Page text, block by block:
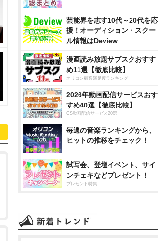
芸能界を志す10代～20代を応
援！オーディション・スクー
ル情報はDeview
漫画読み放題サブスクおすす
め11選【徹底比較】
オリコン顧客満足度ランキング
2026年動画配信サービスおす
すめ40選【徹底比較】
CS動画配信サービス20選
毎週の音楽ランキングから、
ヒットの推移をチェック！
試写会、登壇イベント、サイ
ンチェキなどプレゼント！
プレゼント特集